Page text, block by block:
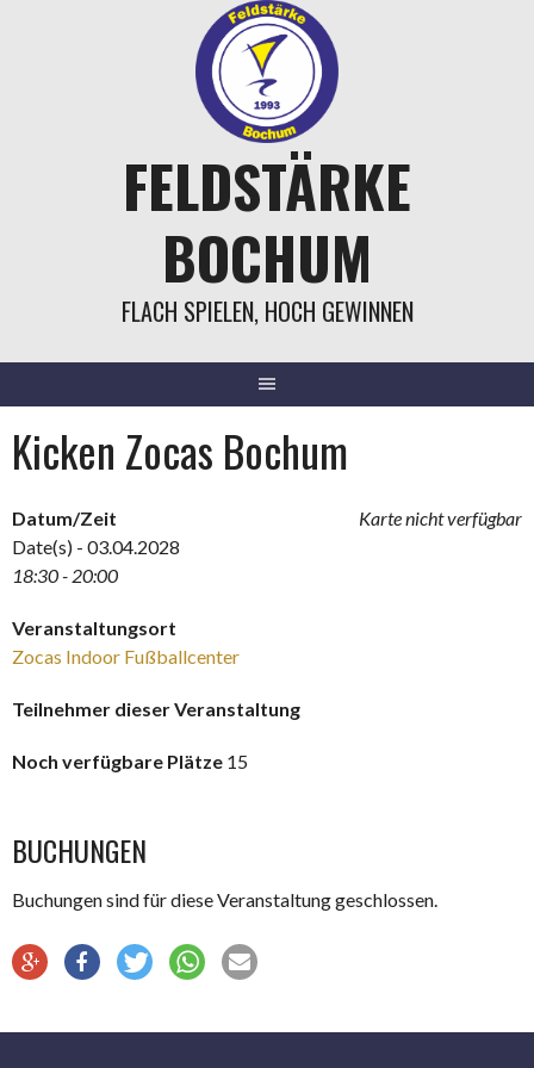
FELDSTÄRKE
BOCHUM
FLACH SPIELEN, HOCH GEWINNEN
Kicken Zocas Bochum
Karte nicht verfügbar
Datum/Zeit
Date(s) - 03.04.2028
18:30 - 20:00
Veranstaltungsort
Zocas Indoor Fußballcenter
Teilnehmer dieser Veranstaltung
Noch verfügbare Plätze 15
BUCHUNGEN
Buchungen sind für diese Veranstaltung geschlossen.